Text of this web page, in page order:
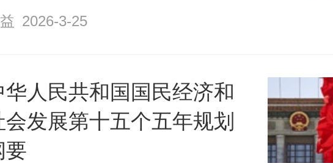
2026-3-25
华人民共和国国民经济和
会发展第十五个五年规划
要